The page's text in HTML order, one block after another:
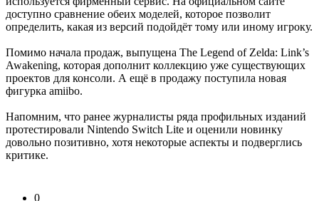
доступно сравнение обеих моделей, которое позволит
определить, какая из версий подойдёт тому или иному игроку.
Помимо начала продаж, выпущена The Legend of Zelda: Link’s
Awakening, которая дополнит коллекцию уже существующих
проектов для консоли. А ещё в продажу поступила новая
фигурка amiibo.
Напомним, что ранее журналисты ряда профильных изданий
протестировали Nintendo Switch Lite и оценили новинку
довольно позитивно, хотя некоторые аспекты и подверглись
критике.
0